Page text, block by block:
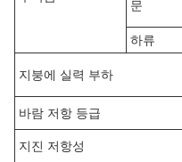
문
하류
지붕에 실력 부하
바람 저항 등급
지진 저항성